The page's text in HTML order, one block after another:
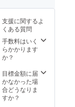
能性が
ある点
ご容赦
くださ
い。
よって
は、お
届け予
を選択
できま
せん。
い ・1
験につ
き定員
の上限
が2～3
名とな
ので、
定員に
達し次
第締め
支援に関するよ
くある質問
手数料はいく
らかかります
か？
目標金額に届
かなかった場
合どうなりま
すか？